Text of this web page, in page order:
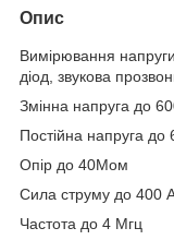
Опис
Вимірювання
діод, звукова
Змінна напруга до
Постійна напруга до
Опір до 40Мом
Сила струму до 400
Частота до 4 Мгц